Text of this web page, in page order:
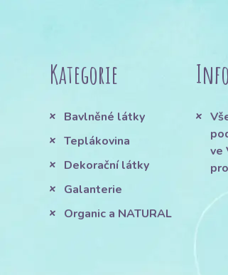
Kategorie
Bavlněné látky
Teplákovina
Dekorační látky
Galanterie
Organic a NATURAL
ve